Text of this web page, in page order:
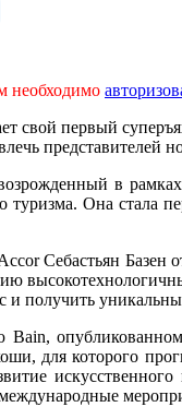
необходимо
свой первый
представителей
в
туризма. Она стала
Себастьян Базен
и получить
Bain,
для которого